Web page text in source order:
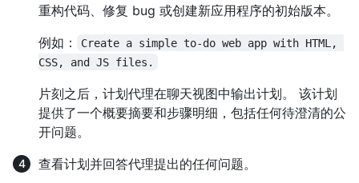
重构代码、修复 bug 或创建新应用程序的初始版本。
例如：
Create a simple to-do web app with HTML,
CSS, and JS files.
片刻之后，计划代理在聊天视图中输出计划。 该计划
提供了一个概要摘要和步骤明细，包括任何待澄清的公
开问题。
查看计划并回答代理提出的任何问题。